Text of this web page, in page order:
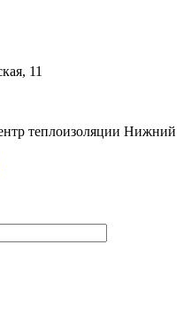
11
теплоизоляции Нижний